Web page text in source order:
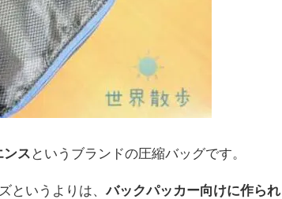
ンス というブランドの圧縮バッグです。
というよりは、 バックパッカー向けに作られ